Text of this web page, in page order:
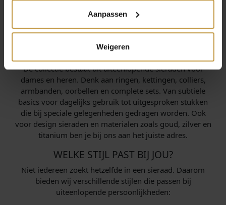
Aanpassen
Weigeren
Meer modellen tonen
ONS BREDE ASSORTIMENT SIERADEN
De collectie bestaat uit uiteenlopende sieraden voor
dames en heren. Denk aan ringen, kettingen, colliers,
armbanden, oorbellen en complete sets. Van subtiele
basics voor dagelijks gebruik tot uitgesproken stukken
die bij speciale gelegenheden gedragen worden. Ook
voor design sieraden en materialen zoals goud, zilver en
titanium ben je bij ons aan het juiste adres.
WELKE STIJL PAST BIJ JOU?
Niet iedereen zoekt hetzelfde in een sieraad. Daarom
bieden wij verschillende stijlen die passen bij
uiteenlopende persoonlijkheden: